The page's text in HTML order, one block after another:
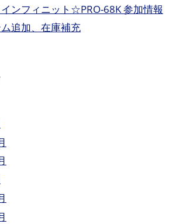
ンフィニット☆PRO-68K 参加情報
追加、在庫補充